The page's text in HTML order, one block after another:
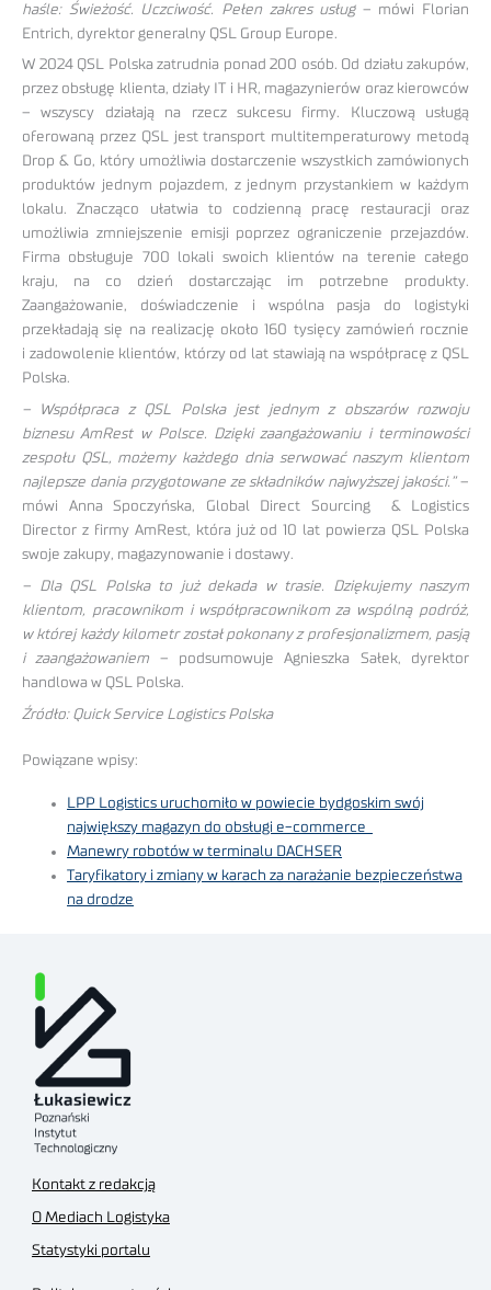
haśle: Świeżość. Uczciwość. Pełen zakres usług – mówi Florian
Entrich, dyrektor generalny QSL Group Europe.
W 2024 QSL Polska zatrudnia ponad 200 osób. Od działu zakupów,
przez obsługę klienta, działy IT i HR, magazynierów oraz kierowców
– wszyscy działają na rzecz sukcesu firmy. Kluczową usługą
oferowaną przez QSL jest transport multitemperaturowy metodą
Drop & Go, który umożliwia dostarczenie wszystkich zamówionych
produktów jednym pojazdem, z jednym przystankiem w każdym
lokalu. Znacząco ułatwia to codzienną pracę restauracji oraz
umożliwia zmniejszenie emisji poprzez ograniczenie przejazdów.
Firma obsługuje 700 lokali swoich klientów na terenie całego
kraju, na co dzień dostarczając im potrzebne produkty.
Zaangażowanie, doświadczenie i wspólna pasja do logistyki
przekładają się na realizację około 160 tysięcy zamówień rocznie
i zadowolenie klientów, którzy od lat stawiają na współpracę z QSL
Polska.
–
Współpraca z QSL Polska jest jednym z obszarów rozwoju
biznesu AmRest w Polsce. Dzięki zaangażowaniu i terminowości
zespołu QSL, możemy każdego dnia serwować naszym klientom
najlepsze dania przygotowane ze składników najwyższej jakości.”–
mówi Anna Spoczyńska, Global Direct Sourcing & Logistics
Director z firmy AmRest, która już od 10 lat powierza QSL Polska
swoje zakupy, magazynowanie i dostawy.
– Dla QSL Polska to już dekada w trasie. Dziękujemy naszym
klientom, pracownikom i współpracownikom za wspólną podróż,
w której każdy kilometr został pokonany z profesjonalizmem, pasją
i zaangażowaniem – podsumowuje Agnieszka Sałek, dyrektor
handlowa w QSL Polska.
Źródło: Quick Service Logistics Polska
Powiązane wpisy:
LPP Logistics uruchomiło w powiecie bydgoskim swój
największy magazyn do obsługi e-commerce
Manewry robotów w terminalu DACHSER
Taryfikatory i zmiany w karach za narażanie bezpieczeństwa
na drodze
Kontakt z redakcją
O Mediach Logistyka
Statystyki portalu